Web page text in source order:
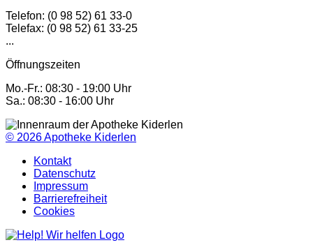
Telefon: (0 98 52) 61 33-0
Telefax: (0 98 52) 61 33-25
...
Öffnungszeiten
Mo.-Fr.: 08:30 - 19:00 Uhr
Sa.: 08:30 - 16:00 Uhr
© 2026Apotheke Kiderlen
Kontakt
Datenschutz
Impressum
Barrierefreiheit
Cookies